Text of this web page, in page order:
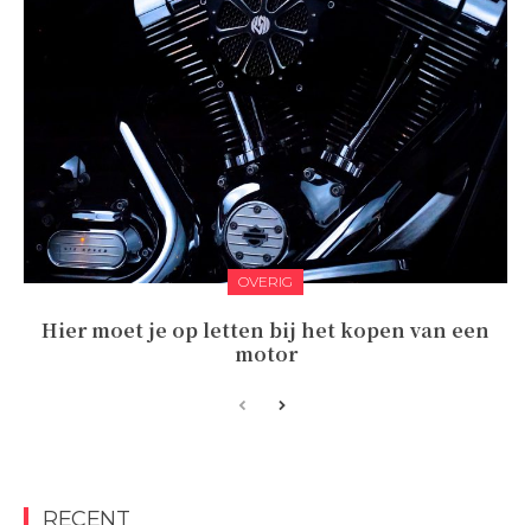
OVERIG
Hier moet je op letten bij het kopen van een
motor
RECENT